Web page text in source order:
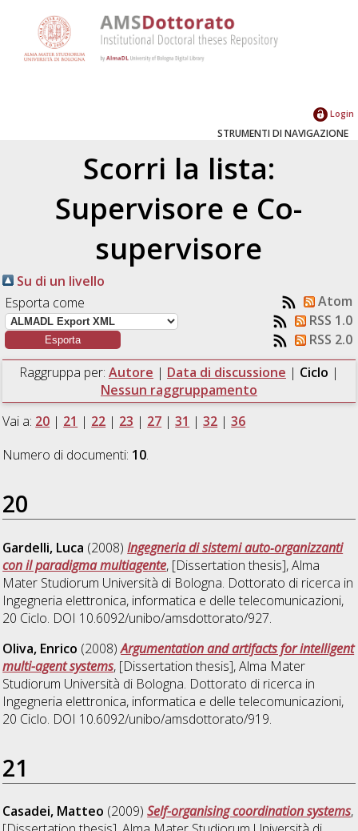
Login
STRUMENTI DI NAVIGAZIONE
Scorri la lista:
Supervisore e Co-
supervisore
Su di un livello
Esporta come
Atom
RSS 1.0
RSS 2.0
Raggruppa per: Autore | Data di discussione | Ciclo |
Nessun raggruppamento
Vai a: 20 | 21 | 22 | 23 | 27 |31 |32 |36
Numero di documenti: 10.
20
Gardelli, Luca (2008)Ingegneria di sistemi auto‐organizzanti
con il paradigma multiagente, [Dissertation thesis], Alma
Mater Studiorum Università di Bologna. Dottorato di ricerca in
Ingegneria elettronica, informatica e delle telecomunicazioni,
20 Ciclo. DOI 10.6092/unibo/amsdottorato/927.
Oliva, Enrico (2008)Argumentation and artifacts for intelligent
multi-agent systems, [Dissertation thesis], Alma Mater
Studiorum Università di Bologna. Dottorato di ricerca in
Ingegneria elettronica, informatica e delle telecomunicazioni,
20 Ciclo. DOI 10.6092/unibo/amsdottorato/919.
21
Casadei, Matteo (2009)Self-organising coordination systems,